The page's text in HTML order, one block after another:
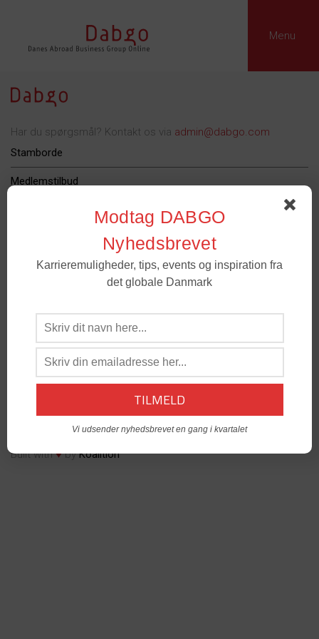
Menu
Har du spørgsmål? Kontakt os via admin@dabgo.com
Stamborde
Medlemstilbud
Dabgo Erhvervspris
Om Dabgo
Medlemmer- For spørgsmål til medlemskab og grupper. Email
admin@dabgo.com
Kontakt:
© Copyright DABGO 2025
Built with♥byKoalition
Modtag DABGO
Nyhedsbrevet
Karrieremuligheder, tips, events og inspiration fra
det globale Danmark
Vi udsender nyhedsbrevet en gang i kvartalet